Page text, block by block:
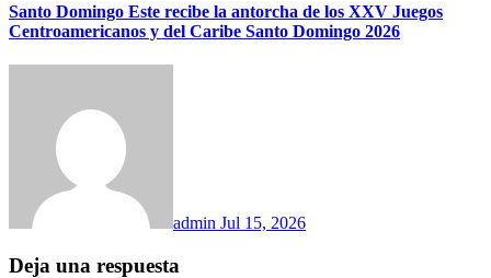
Santo Domingo Este recibe la antorcha de los XXV Juegos
Centroamericanos y del Caribe Santo Domingo 2026
admin Jul 15, 2026
Deja una respuesta